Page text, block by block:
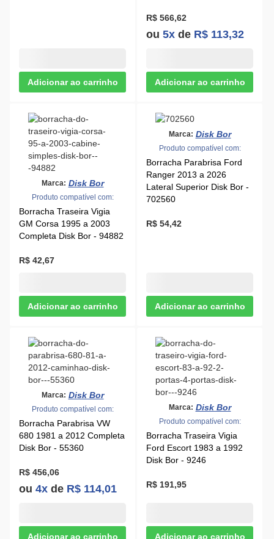
R$ 566,62
ou 5x de R$ 113,32
Marca: Disk Bor
Produto compatível com:
Borracha Traseira Vigia
GM Corsa 1995 a 2003
Completa Disk Bor - 94882
R$ 42,67
Marca: Disk Bor
Produto compatível com:
Borracha Parabrisa Ford
Ranger 2013 a 2026
Lateral Superior Disk Bor -
702560
R$ 54,42
Marca: Disk Bor
Produto compatível com:
Borracha Parabrisa VW
680 1981 a 2012 Completa
Disk Bor - 55360
R$ 456,06
ou 4x de R$ 114,01
Marca: Disk Bor
Produto compatível com:
Borracha Traseira Vigia
Ford Escort 1983 a 1992
Disk Bor - 9246
R$ 191,95